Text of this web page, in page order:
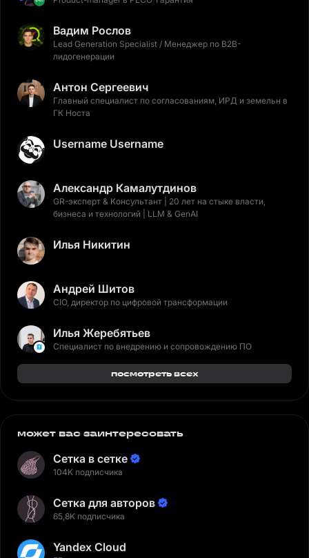
Вадим Рослов
Lead Generation Specialist / Менеджер по B2B-
лидогенерации
Антон Сергеевич
Главный специалист по согласованиям, ИРД и земельн в
ГК Носта
Username Username
Александр Камалутдинов
GR-эксперт & Консультант | 20 лет на стыке власти,
бизнеса и технологий | LLM & GenAI
Илья Никитин
Андрей Шитов
CIO, директор по цифровой трансформации
Илья Жеребятьев
Специалист по внедрению и сопровождению ПО
посмотреть всех
может вас заинтересовать
Сетка в сетке
104K подписчика
Сетка для авторов
65,8K подписчика
Yandex Cloud